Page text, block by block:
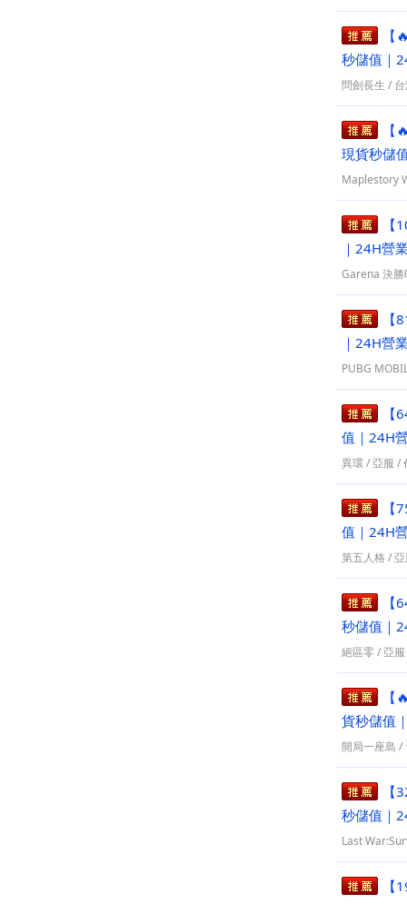
【
秒儲值｜
問劍長生 /
【
現貨秒儲
Maplestory
【
｜24H營
Garena 決
【
｜24H營
PUBG
【
值｜24H
異環 /亞服 /
【
值｜24H
第五人格 /
【
秒儲值｜
絕區零 /亞服
【
貨秒儲值
開局一座島 /
【
秒儲值｜
Last
【